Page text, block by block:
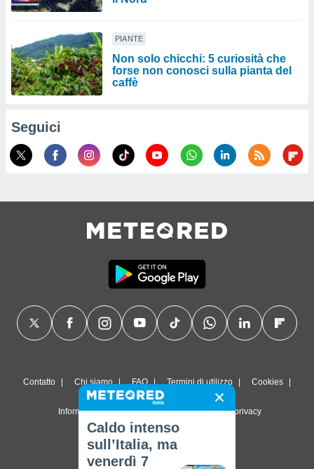
PIANTE
Non solo chicchi: 5 curiosità che
forse non conosci sulla pianta del
caffè
Seguici
Contatto Chi siamo FAQ Termini di utilizzo Cookies
Informativa sulla privacy Impostazioni sulla privacy
© 2026 Meteored. Tutti i diritti riservati
Caldo intenso
sull’Italia, ma
venerdì 7